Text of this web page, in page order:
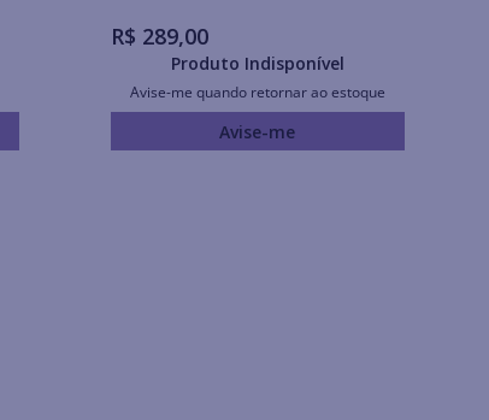
R$ 289,00
Produto Indisponível
Avise-me quando retornar ao estoque
Avise-me